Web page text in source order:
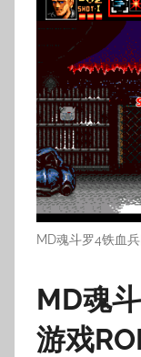
MD魂斗罗4铁血兵
MD魂
游戏